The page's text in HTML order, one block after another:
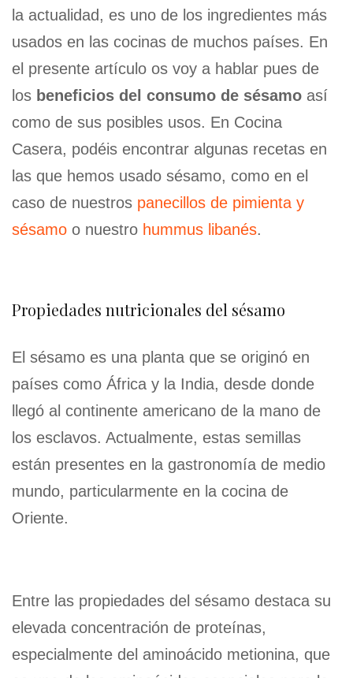
la actualidad, es uno de los ingredientes más
usados en las cocinas de muchos países. En
el presente artículo os voy a hablar pues de
los beneficios del consumo de sésamo así
como de sus posibles usos. En Cocina
Casera, podéis encontrar algunas recetas en
las que hemos usado sésamo, como en el
caso de nuestros panecillos de pimienta y
sésamo o nuestro hummus libanés.
Propiedades nutricionales del sésamo
El sésamo es una planta que se originó en
países como África y la India, desde donde
llegó al continente americano de la mano de
los esclavos. Actualmente, estas semillas
están presentes en la gastronomía de medio
mundo, particularmente en la cocina de
Oriente.
Entre las propiedades del sésamo destaca su
elevada concentración de proteínas,
especialmente del aminoácido metionina, que